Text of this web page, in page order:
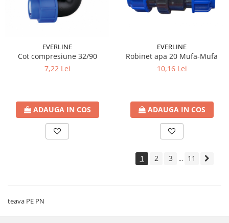
EVERLINE
Cot compresiune 32/90
7,22 Lei
ADAUGA IN COS
EVERLINE
Robinet apa 20 Mufa-Mufa
10,16 Lei
ADAUGA IN COS
1 2 3 ... 11
teava PE PN